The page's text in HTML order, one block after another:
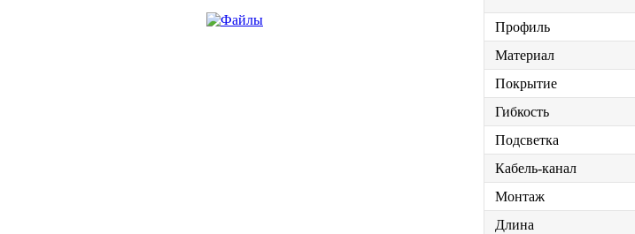
Профиль
Материал
Покрытие
Гибкость
Подсветка
Кабель-канал
Монтаж
Длина